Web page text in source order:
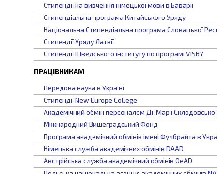
Стипендії на вивчення німецької мови в Баварії
Стипендіальна програма Китайського Уряду
Національна Стипендіальна програма Словацької
Стипендії Уряду Латвії
Стипендії Шведського інституту по програмі VISBY
ПРАЦІВНИКАМ
Передова наука в Україні
Стипендії New Europe College
Академічний обмін персоналом Дії Марії
Міжнародний Вишеградський Фонд
Програма академічний обмінів імені Фулбрайта в
Німецька служба академічних обмінів DAAD
Австрійська служба академічний обмінів OeAD